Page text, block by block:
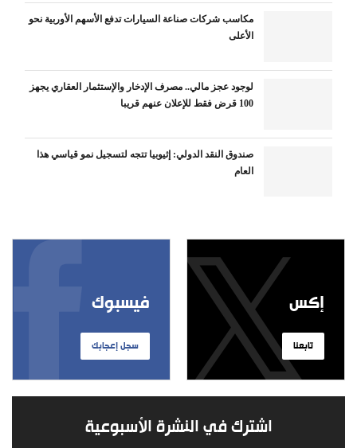
مكاسب شركات صناعة السيارات تدفع الأسهم الأوربية نحو
الأعلى
لوجود عجز مالي.. مصرف الإدخار والإستثمار العقاري يجهز
100 قرض فقط للإعلان عنهم قريبا
صندوق النقد الدولي: إثيوبيا تتجه لتسجيل نمو قياسي هذا
العام
فيسبوك
سجل إعجابك
إكس
تابعنا
اشترك في النشرة الأسبوعية